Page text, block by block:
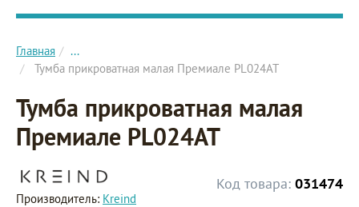
Главное меню сайта
Главная
...
Тумба прикроватная малая Премиале PL024AT
Тумба прикроватная малая
Премиале PL024AT
Код товара: 031474
Производитель: Kreind